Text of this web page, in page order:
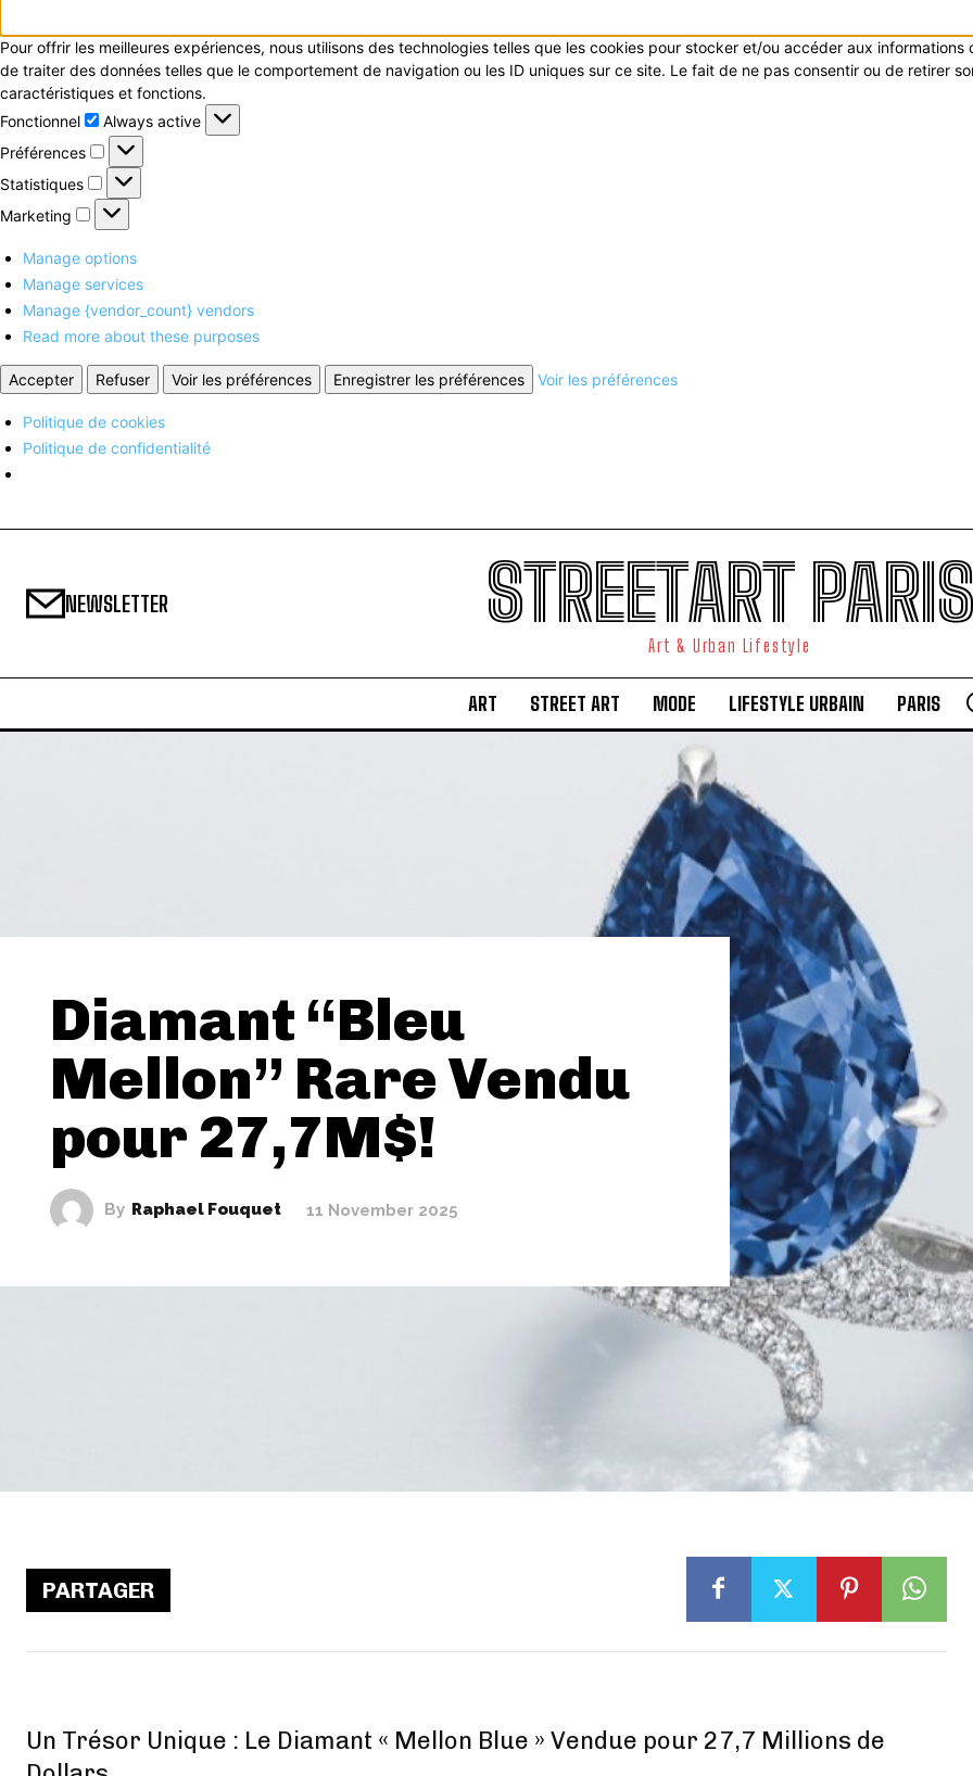
Pour offrir les meilleures expériences, nous utilisons des technologies telles que les cookies pour stocker et/ou accéder aux
de traiter des données telles que le comportement de navigation ou les ID uniques sur ce site. Le fait de ne pas consentir ou de retirer
caractéristiques et fonctions.
Fonctionnel
Fonctionnel
Always active
Préférences
Préférences
Statistiques Statistiques
Marketing Marketing
Manage options
Manage services
Manage {vendor_count} vendors
Read more about these purposes
Accepter Refuser Voir les préférences Enregistrer les préférences Voir les préférences
Politique de cookies
Politique de confidentialité
NEWSLETTER STREETART PARIS
Art & Urban Lifestyle
ART STREET ART MODE LIFESTYLE URBAIN PARIS
Diamant “Bleu
Mellon” Rare Vendu
pour 27,7M$!
By Raphael Fouquet 11 November 2025
PARTAGER
Un Trésor Unique : Le Diamant « Mellon Blue » Vendue pour 27,7 Millions de